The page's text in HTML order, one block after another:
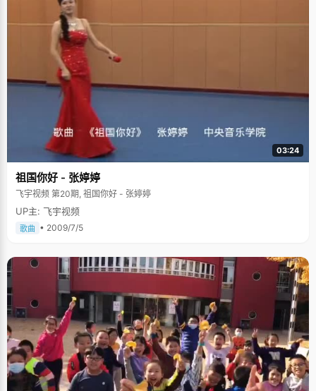
03:24
祖国你好 - 张婷婷
飞宇视频 第20期, 祖国你好 - 张婷婷
UP主: 飞宇视频
歌曲 • 2009/7/5